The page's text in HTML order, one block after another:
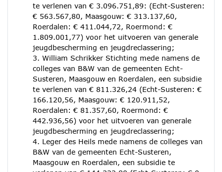
te verlenen van € 3.096.751,89: (Echt-Susteren:
€ 563.567,80, Maasgouw: € 313.137,60,
Roerdalen: € 411.044,72, Roermond: €
1.809.001,77) voor het uitvoeren van generale
jeugdbescherming en jeugdreclassering;
3. William Schrikker Stichting mede namens de
colleges van B&W van de gemeenten Echt-
Susteren, Maasgouw en Roerdalen, een subsidie
te verlenen van € 811.326,24 (Echt-Susteren: €
166.120,56, Maasgouw: € 120.911,52,
Roerdalen: € 81.357,60, Roermond: €
442.936,56) voor het uitvoeren van generale
jeugdbescherming en jeugdreclassering;
4. Leger des Heils mede namens de colleges van
B&W van de gemeenten Echt-Susteren,
Maasgouw en Roerdalen, een subsidie te